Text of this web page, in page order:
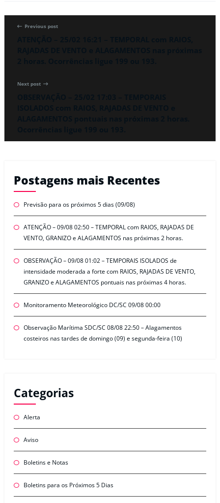
Previous post
Next post
Postagens mais Recentes
Previsão para os próximos 5 dias (09/08)
ATENÇÃO – 09/08 02:50 – TEMPORAL com RAIOS, RAJADAS DE
VENTO, GRANIZO e ALAGAMENTOS nas próximas 2 horas.
OBSERVAÇÃO – 09/08 01:02 – TEMPORAIS ISOLADOS de
intensidade moderada a forte com RAIOS, RAJADAS DE VENTO,
GRANIZO e ALAGAMENTOS pontuais nas próximas 4 horas.
Monitoramento Meteorológico DC/SC 09/08 00:00
Observação Marítima SDC/SC 08/08 22:50 – Alagamentos
costeiros nas tardes de domingo (09) e segunda-feira (10)
Categorias
Alerta
Aviso
Boletins e Notas
Boletins para os Próximos 5 Dias